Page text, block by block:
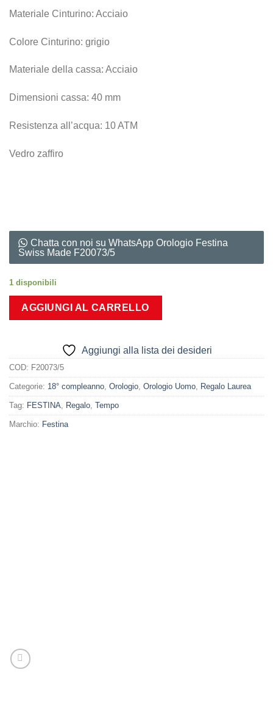
Materiale Cinturino: Acciaio
Colore Cinturino: grigio
Materiale della cassa: Acciaio
Dimensioni cassa: 40 mm
Resistenza all’acqua: 10 ATM
Vedro zaffiro
Chatta con noi su WhatsApp Orologio Festina
Swiss Made F20073/5
1 disponibili
AGGIUNGI AL CARRELLO
Aggiungi alla lista dei desideri
COD: F20073/5
Categorie: 18° compleanno Orologio Orologio Uomo Regalo Laurea
Tag: FESTINA Regalo Tempo
Marchio: Festina